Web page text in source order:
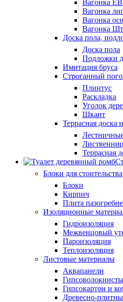
Вагонка
Вагонка
Вагонка
Вагонка
Доска пола,
Доска пола
Подложки
Имитация бруса
Строганный
Плинтус
Раскладка
Уголок
Шкант
Террасная доска
Террасная
Блоки для стоительства
Блоки
Кирпич
Плита
Изоляционные
Гидроизоляция
Межвенцовый
Пароизоляция
Теплоизоляция
Листовые материалы
Аквапанели
Гипсокартон и
Древесно-